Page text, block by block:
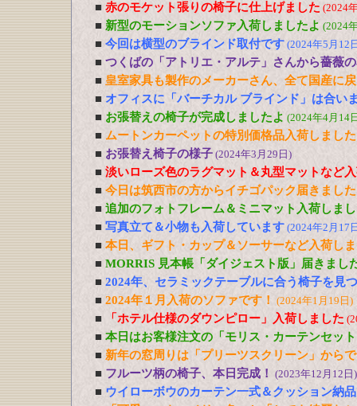
■ 赤のモケット張りの椅子に仕上げました (2024
■ 新型のモーションソファ入荷しましたよ (2024
■ 今回は横型のブラインド取付です (2024年5月12
■ つくばの「アトリエ・アルテ」さんから薔薇
■ 皇室家具も製作のメーカーさん、全て国産に
■ オフィスに「バーチカル ブラインド」は合い
■ お張替えの椅子が完成しましたよ (2024年4月14
■ ムートンカーペットの特別価格品入荷しました
■ お張替え椅子の様子 (2024年3月29日)
■ 淡いローズ色のラグマット＆丸型マットなど
■ 今日は筑西市の方からイチゴパック届きました
■ 追加のフォトフレーム＆ミニマット入荷しま
■ 写真立て＆小物も入荷しています (2024年2月17
■ 本日、ギフト・カップ＆ソーサーなど入荷し
■ MORRIS 見本帳「ダイジェスト版」届きまし
■ 2024年、セラミックテーブルに合う椅子を見
■ 2024年１月入荷のソファです！ (2024年1月19日)
■ 「ホテル仕様のダウンピロー」入荷しました
■ 本日はお客様注文の「モリス・カーテンセッ
■ 新年の窓周りは「プリーツスクリーン」から
■ フルーツ柄の椅子、本日完成！ (2023年12月12日)
■ ウイローボウのカーテン一式＆クッション納